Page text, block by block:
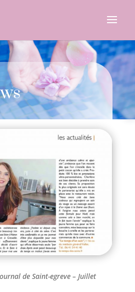
de Saint-egreve – Juillet